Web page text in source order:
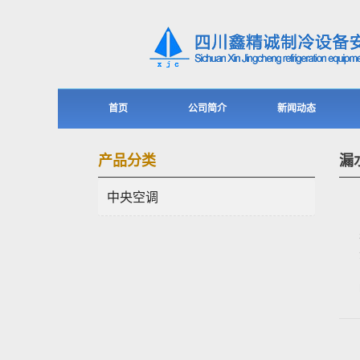
首页 公司简介 新闻动态
产品分类
中央空调
漏